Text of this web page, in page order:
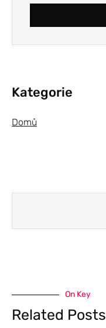
Kategorie
Domů
On Key
Related Posts